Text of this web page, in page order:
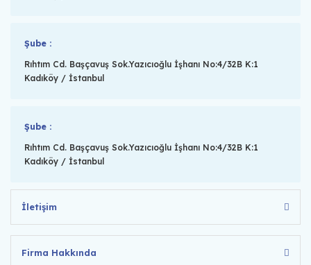
Şube :
Rıhtım Cd. Başçavuş Sok.Yazıcıoğlu İşhanı No:4/32B K:1
Kadıköy / İstanbul
Şube :
Rıhtım Cd. Başçavuş Sok.Yazıcıoğlu İşhanı No:4/32B K:1
Kadıköy / İstanbul
İletişim
Firma Hakkında